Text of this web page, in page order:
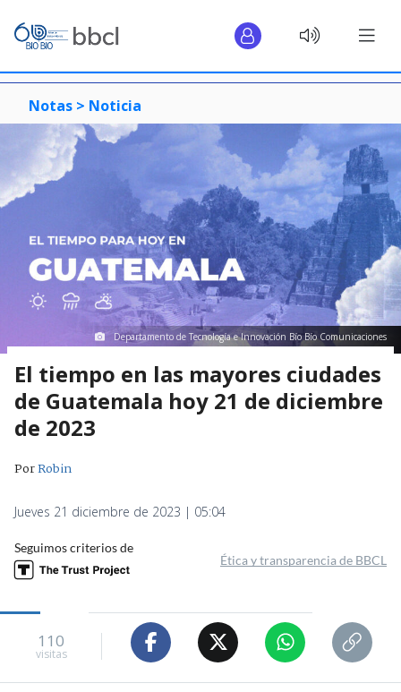
Notas > Noticia
Departamento de Tecnología e Innovación Bío Bío Comunicaciones
El tiempo en las mayores ciudades
de Guatemala hoy 21 de diciembre
de 2023
PorRobin
Jueves 21 diciembre de 2023 | 05:04
Seguimos criterios de
Ética y transparencia de BBCL
110
visitas